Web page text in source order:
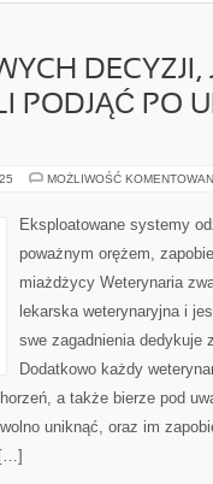
DECYZJI,
PODJĄĆ PO
MOŻLIWOŚĆ
Eksploatowane systemy
poważnym orężem,
miażdżycy Weterynaria
lekarska weterynaryjna i
swe zagadnienia dedykuje
Dodatkowo każdy
a także bierze pod
uniknąć, oraz im